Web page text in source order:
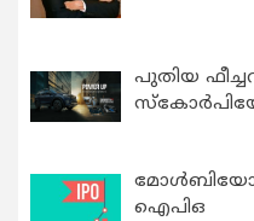
പുതിയ
മോൾബിയോ
ഐപിഒ